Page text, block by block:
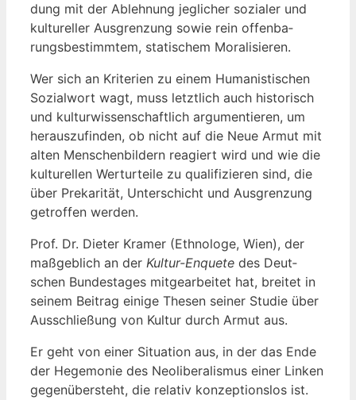
dung mit der Ableh­nung jeg­li­cher sozia­ler und
kul­tu­rel­ler Aus­gren­zung sowie rein offen­ba­
rungs­be­stimm­tem, sta­ti­schem Moralisieren.
Wer sich an Kri­te­ri­en zu einem Huma­nis­ti­schen
Sozi­al­wort wagt, muss letzt­lich auch his­to­risch
und kul­tur­wis­sen­schaft­lich argu­men­tie­ren, um
her­aus­zu­fin­den, ob nicht auf die Neue Armut mit
alten Men­schen­bil­dern reagiert wird und wie die
kul­tu­rel­len Wert­ur­tei­le zu qua­li­fi­zie­ren sind, die
über Pre­ka­ri­tät, Unter­schicht und Aus­gren­zung
getrof­fen werden.
Prof. Dr. Die­ter Kra­mer (Eth­no­lo­ge, Wien), der
maß­geb­lich an der Kul­tur-Enquete des Deut­
schen Bun­des­ta­ges mit­ge­ar­bei­tet hat, brei­tet in
sei­nem Bei­trag eini­ge The­sen sei­ner Stu­die über
Aus­schlie­ßung von Kul­tur durch Armut aus.
Er geht von einer Situa­ti­on aus, in der das Ende
der Hege­mo­nie des Neo­li­be­ra­lis­mus einer Lin­ken
gegen­über­steht, die rela­tiv kon­zep­ti­ons­los ist.